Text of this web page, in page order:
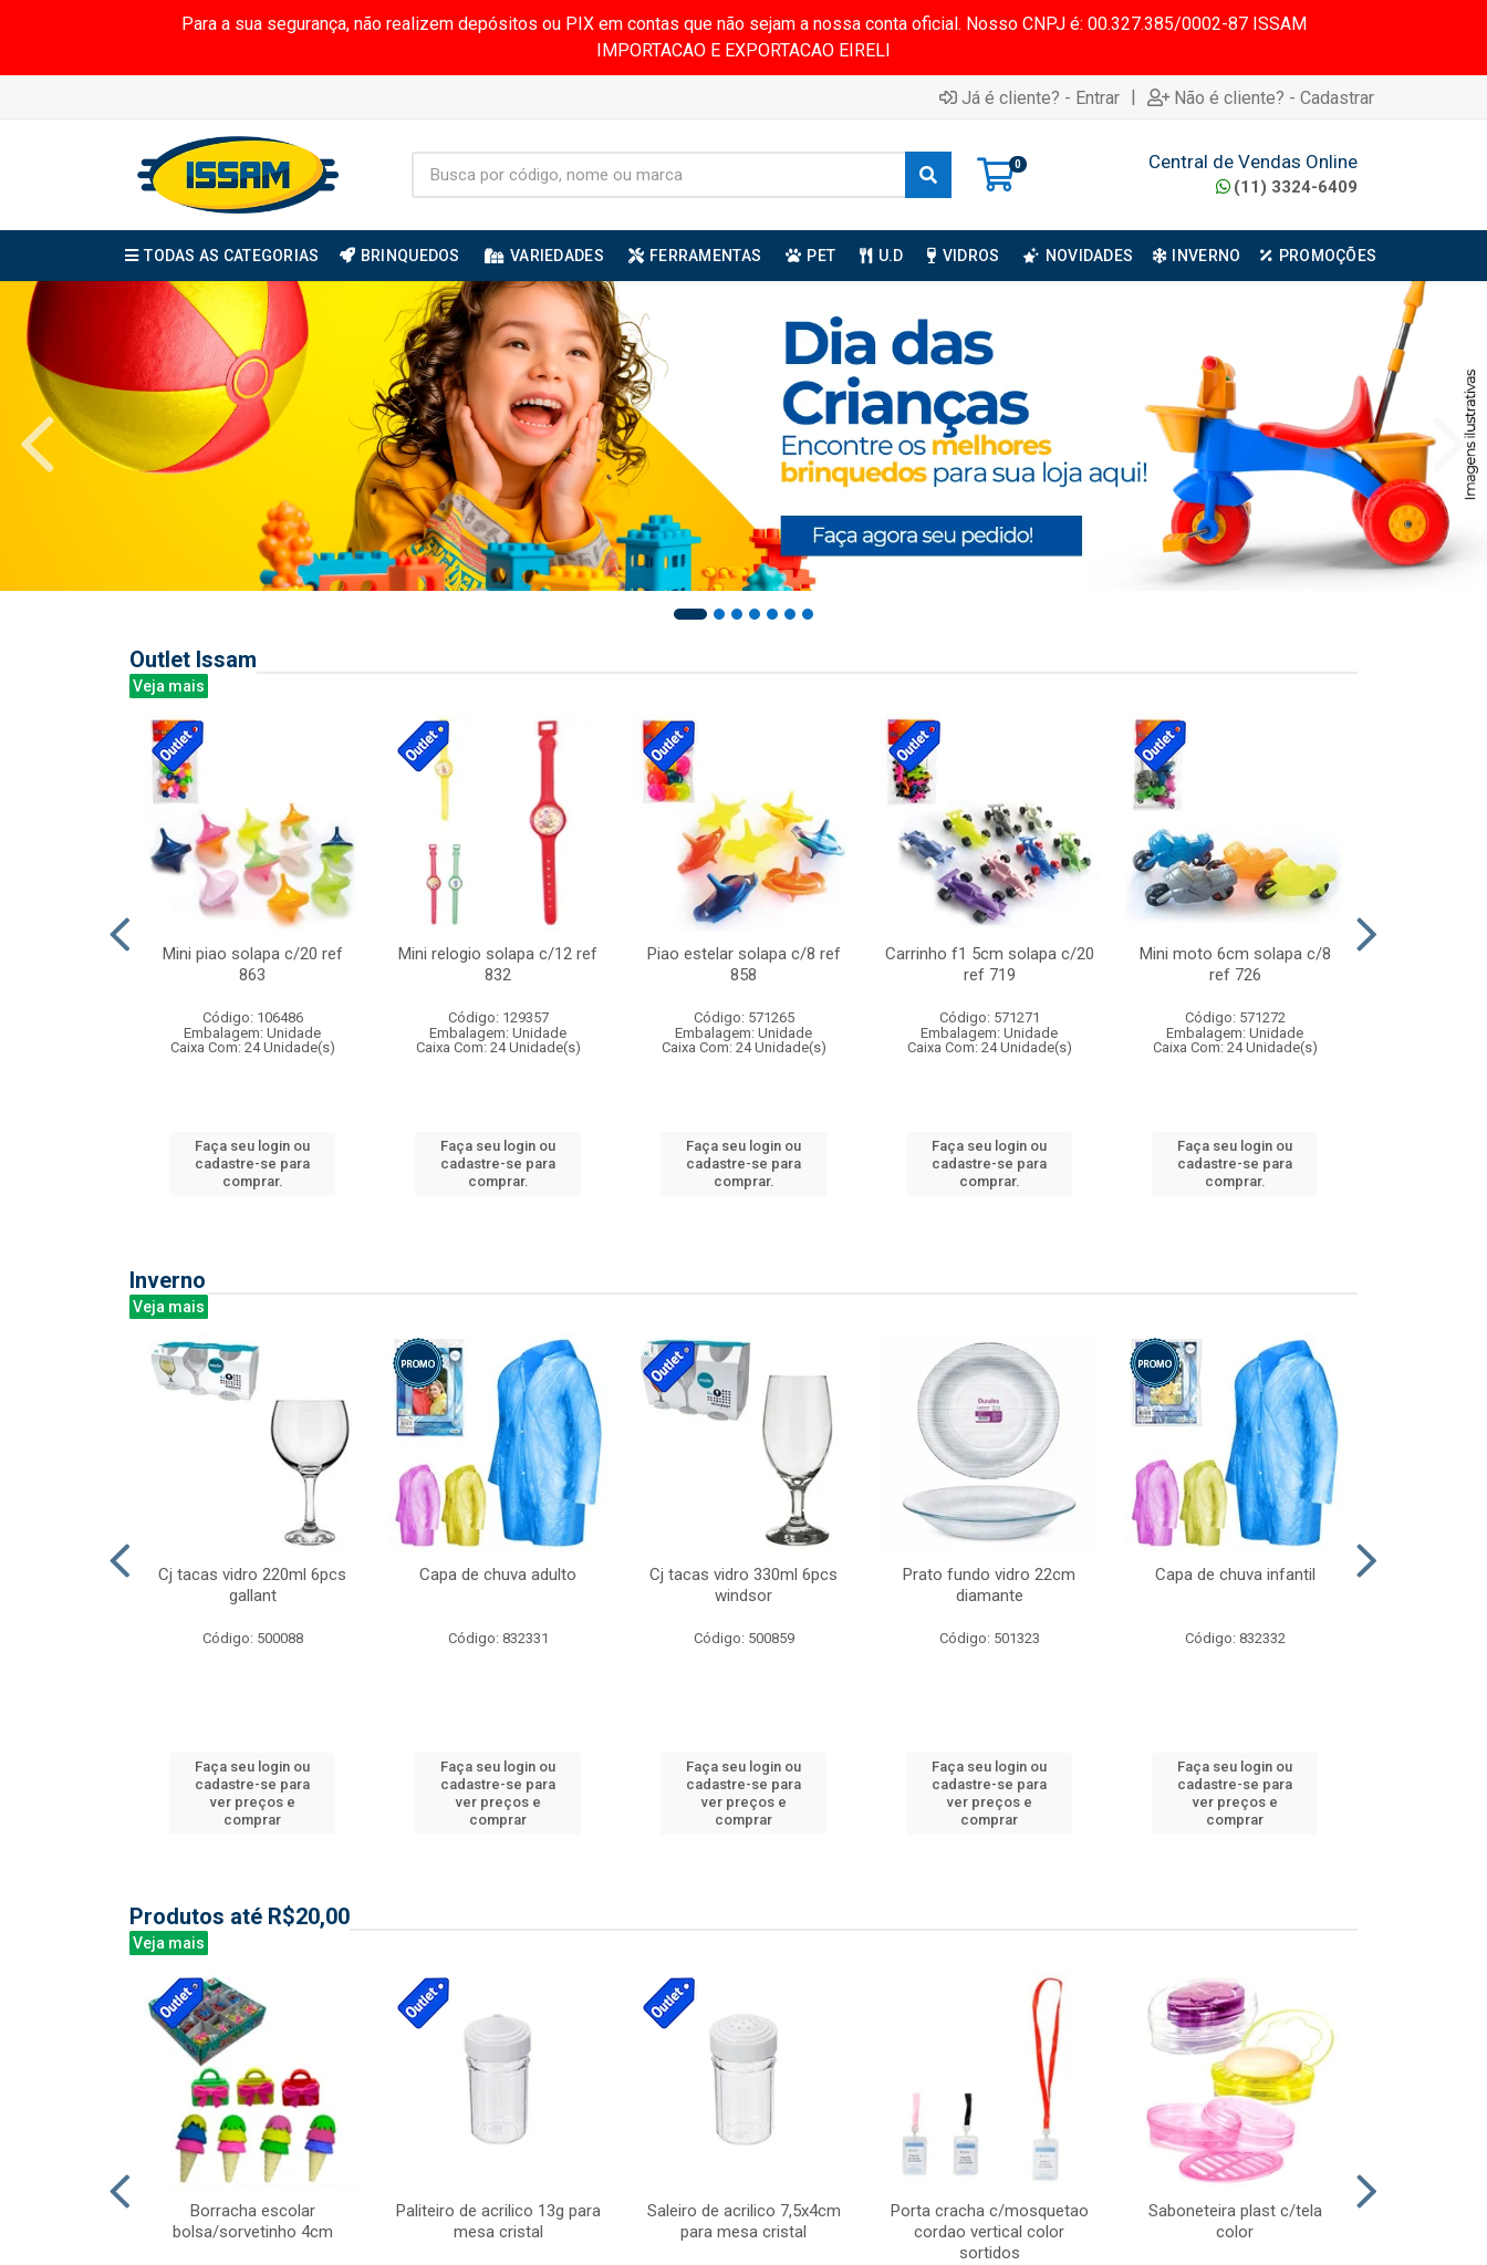
Para a sua segurança, não realizem depósitos ou PIX em contas que não sejam a nossa conta oficial. Nosso CNPJ é: 00.327.385/0002-87 ISSAM
IMPORTACAO E EXPORTACAO EIRELI
Já é cliente? - Entrar | Não é cliente? - Cadastrar
0 Central de Vendas Online
(11) 3324-6409
TODAS AS CATEGORIAS BRINQUEDOS VARIEDADES FERRAMENTAS PET U.D VIDROS NOVIDADES INVERNO PROMOÇÕES
Outlet Issam
Veja mais
Mini piao solapa c/20 ref
863
Código: 106486
Embalagem: Unidade
Caixa Com: 24 Unidade(s)
Faça seu login ou
cadastre-se para
comprar.
Mini relogio solapa c/12 ref
832
Código: 129357
Embalagem: Unidade
Caixa Com: 24 Unidade(s)
Faça seu login ou
cadastre-se para
comprar.
Piao estelar solapa c/8 ref
858
Código: 571265
Embalagem: Unidade
Caixa Com: 24 Unidade(s)
Faça seu login ou
cadastre-se para
comprar.
Carrinho f1 5cm solapa c/20
ref 719
Código: 571271
Embalagem: Unidade
Caixa Com: 24 Unidade(s)
Faça seu login ou
cadastre-se para
comprar.
Mini moto 6cm solapa c/8
ref 726
Código: 571272
Embalagem: Unidade
Caixa Com: 24 Unidade(s)
Faça seu login ou
cadastre-se para
comprar.
Inverno
Veja mais
Cj tacas vidro 220ml 6pcs
gallant
Código: 500088
Faça seu login ou
cadastre-se para
ver preços e
comprar
Capa de chuva adulto
Código: 832331
Faça seu login ou
cadastre-se para
ver preços e
comprar
Cj tacas vidro 330ml 6pcs
windsor
Código: 500859
Faça seu login ou
cadastre-se para
ver preços e
comprar
Prato fundo vidro 22cm
diamante
Código: 501323
Faça seu login ou
cadastre-se para
ver preços e
comprar
Capa de chuva infantil
Código: 832332
Faça seu login ou
cadastre-se para
ver preços e
comprar
Produtos até R$20,00
Veja mais
Borracha escolar
bolsa/sorvetinho 4cm
Paliteiro de acrilico 13g para
mesa cristal
Saleiro de acrilico 7,5x4cm
para mesa cristal
Porta cracha c/mosquetao
cordao vertical color
sortidos
Saboneteira plast c/tela
color